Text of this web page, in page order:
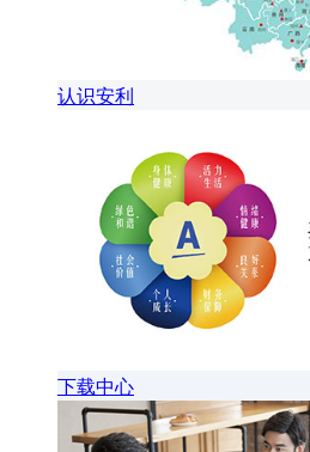
认识安利
下载中心